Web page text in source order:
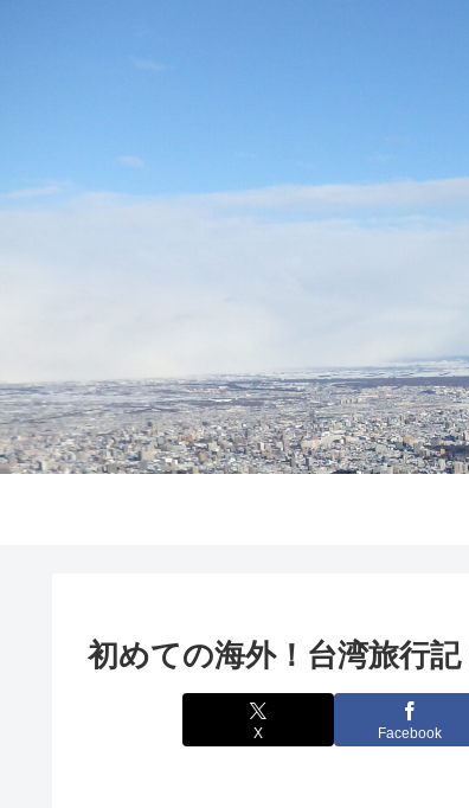
初めての海外！台湾旅行
X Facebook